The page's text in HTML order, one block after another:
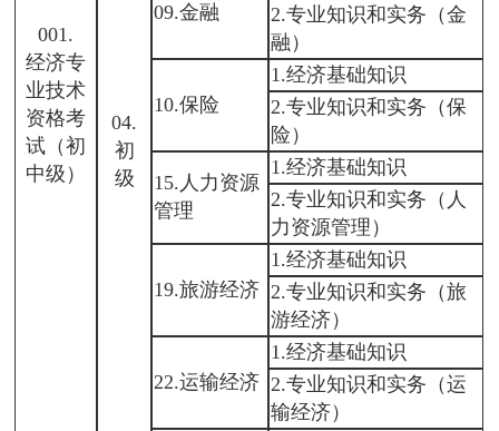
001.
经济专
业技术
资格考
试（初
中级）
04.
初
级
09.金融
2.专业知识和实务（金
融）
10.保险
1.经济基础知识
2.专业知识和实务（保
险）
15.人力资源
管理
1.经济基础知识
2.专业知识和实务（人
力资源管理）
19.旅游经济
1.经济基础知识
2.专业知识和实务（旅
游经济）
22.运输经济
1.经济基础知识
2.专业知识和实务（运
输经济）